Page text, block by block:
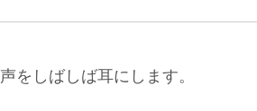
をしばしば耳にします。